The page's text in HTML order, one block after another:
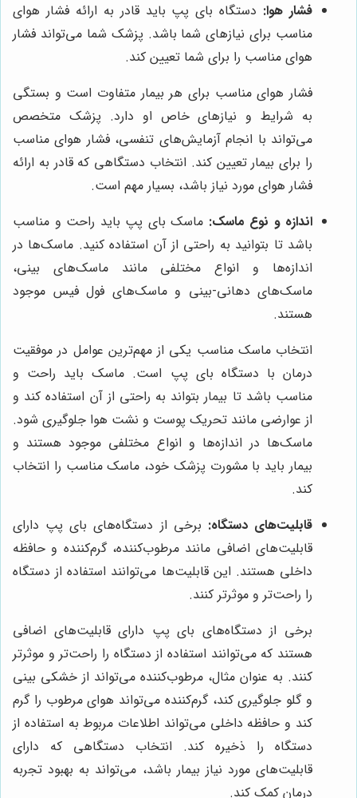
فشار هوا: دستگاه بای پپ باید قادر به ارائه فشار هوای
مناسب برای نیازهای شما باشد. پزشک شما می‌تواند فشار
هوای مناسب را برای شما تعیین کند.
فشار هوای مناسب برای هر بیمار متفاوت است و بستگی
به شرایط و نیازهای خاص او دارد. پزشک متخصص
می‌تواند با انجام آزمایش‌های تنفسی، فشار هوای مناسب
را برای بیمار تعیین کند. انتخاب دستگاهی که قادر به ارائه
فشار هوای مورد نیاز باشد، بسیار مهم است.
اندازه و نوع ماسک: ماسک بای پپ باید راحت و مناسب
باشد تا بتوانید به راحتی از آن استفاده کنید. ماسک‌ها در
اندازه‌ها و انواع مختلفی مانند ماسک‌های بینی،
ماسک‌های دهانی-بینی و ماسک‌های فول فیس موجود
هستند.
انتخاب ماسک مناسب یکی از مهم‌ترین عوامل در موفقیت
درمان با دستگاه بای پپ است. ماسک باید راحت و
مناسب باشد تا بیمار بتواند به راحتی از آن استفاده کند و
از عوارضی مانند تحریک پوست و نشت هوا جلوگیری شود.
ماسک‌ها در اندازه‌ها و انواع مختلفی موجود هستند و
بیمار باید با مشورت پزشک خود، ماسک مناسب را انتخاب
کند.
قابلیت‌های دستگاه: برخی از دستگاه‌های بای پپ دارای
قابلیت‌های اضافی مانند مرطوب‌کننده، گرم‌کننده و حافظه
داخلی هستند. این قابلیت‌ها می‌توانند استفاده از دستگاه
را راحت‌تر و موثرتر کنند.
برخی از دستگاه‌های بای پپ دارای قابلیت‌های اضافی
هستند که می‌توانند استفاده از دستگاه را راحت‌تر و موثرتر
کنند. به عنوان مثال، مرطوب‌کننده می‌تواند از خشکی بینی
و گلو جلوگیری کند، گرم‌کننده می‌تواند هوای مرطوب را گرم
کند و حافظه داخلی می‌تواند اطلاعات مربوط به استفاده از
دستگاه را ذخیره کند. انتخاب دستگاهی که دارای
قابلیت‌های مورد نیاز بیمار باشد، می‌تواند به بهبود تجربه
درمان کمک کند.